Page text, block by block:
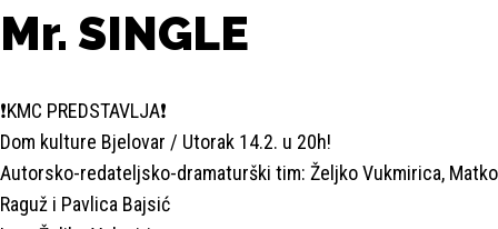
Mr. SINGLE
❗KMC PREDSTAVLJA❗
Dom kulture Bjelovar / Utorak 14.2. u 20h!
Autorsko-redateljsko-dramaturški tim: Željko Vukmirica, Matko
Raguž i Pavlica Bajsić